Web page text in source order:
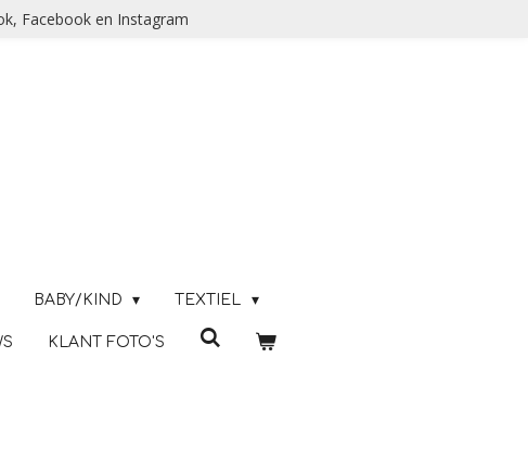
Facebook en Instagram
BABY/KIND TEXTIEL
KLANT FOTO'S